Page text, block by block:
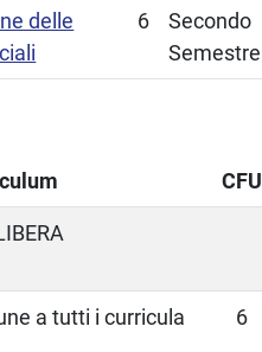
delle
6
Secondo
Semestre
CFU
a tutti i curricula 6